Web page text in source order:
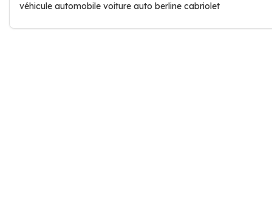
véhicule automobile voiture auto berline cabriolet